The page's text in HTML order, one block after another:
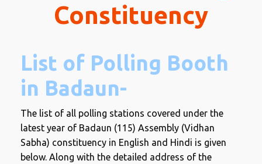
Constituency
List of Polling Booth
in Badaun-
The list of all polling stations covered under the
latest year of Badaun (115) Assembly (Vidhan
Sabha) constituency in English and Hindi is given
below. Along with the detailed address of the